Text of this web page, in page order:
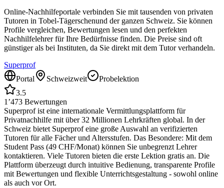
Online-Nachhilfeportale verbinden Sie mit tausenden von privaten
Tutoren in Tobel-Tägerschenund der ganzen Schweiz. Sie können
Profile vergleichen, Bewertungen lesen und den perfekten
Nachhilfelehrer für Ihre Bedürfnisse finden. Die Preise sind oft
günstiger als bei Instituten, da Sie direkt mit dem Tutor verhandeln.
Superprof
Portal
Schweizweit
Probelektion
3.5
1’473 Bewertungen
Superprof ist eine internationale Vermittlungsplattform für
Privatnachhilfe mit über 32 Millionen Lehrkräften global. In der
Schweiz bietet Superprof eine große Auswahl an verifizierten
Tutoren für alle Fächer und Altersstufen. Das Besondere: Mit dem
Student Pass (49 CHF/Monat) können Sie unbegrenzt Lehrer
kontaktieren. Viele Tutoren bieten die erste Lektion gratis an. Die
Plattform überzeugt durch intuitive Bedienung, transparente Profile
mit Bewertungen und flexible Unterrichtsgestaltung - sowohl online
als auch vor Ort.